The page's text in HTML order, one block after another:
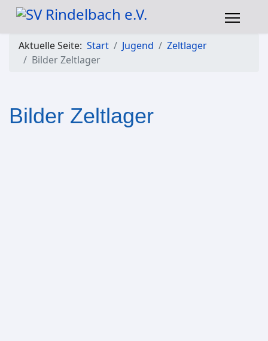
Aktuelle Seite: Start Jugend
Zeltlager
Bilder Zeltlager
Bilder Zeltlager